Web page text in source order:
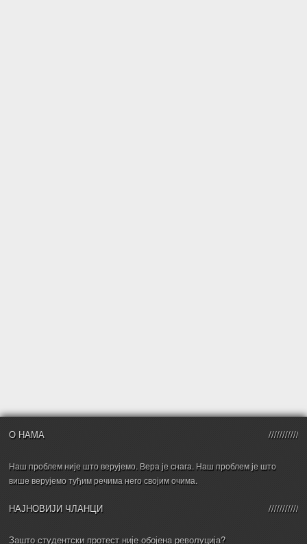
О НАМА
Наш проблем није што верујемо. Вера је снага. Наш проблем је што
више верујемо туђим речима него својим очима.
НАЈНОВИЈИ ЧЛАНЦИ
Зашто студентски протест није обојена револуција?